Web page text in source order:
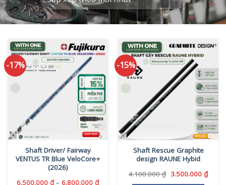
-17%
Shaft Driver/ Fairway
VENTUS TR Blue VeloCore+
(2026)
6.500.000 ₫ – 6.800.000 ₫Khoảng
-15%
Shaft Rescue Graphite
design RAUNE Hybid
4.100.000₫ Giá
3.500.000 ₫Giá